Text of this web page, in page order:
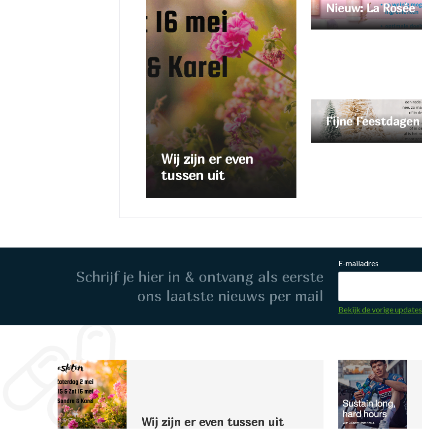
Wij zijn er even
tussen uit
Nieuw: La Rosée
Fijne Feestdagen
Schrijf je hier in & ontvang als eerste
ons laatste nieuws per mail
E-mailadres
Bekijk de vorige updates
Wij zijn er even tussen uit